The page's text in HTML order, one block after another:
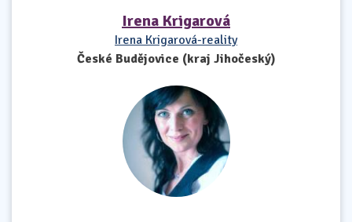
Irena Krigarová
Irena Krigarová-reality
České Budějovice (kraj Jihočeský)